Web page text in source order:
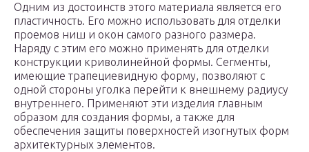
Одним из достоинств этого материала является его
пластичность. Его можно использовать для отделки
проемов ниш и окон самого разного размера.
Наряду с этим его можно применять для отделки
конструкции криволинейной формы. Сегменты,
имеющие трапециевидную форму, позволяют с
одной стороны уголка перейти к внешнему радиусу
внутреннего. Применяют эти изделия главным
образом для создания формы, а также для
обеспечения защиты поверхностей изогнутых форм
архитектурных элементов.